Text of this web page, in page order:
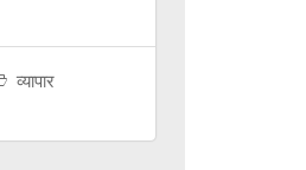
व्यापार